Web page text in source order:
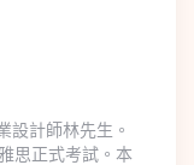
設計師林先生。
思正式考試。本